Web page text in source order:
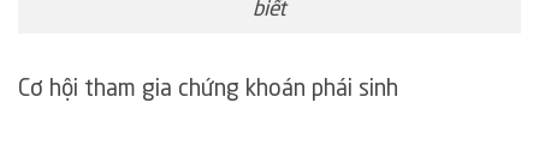
biết
Cơ hội tham gia chứng khoán phái sinh